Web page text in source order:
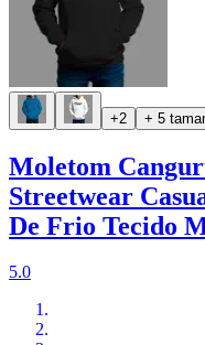
+2 + 5
Moletom
Streetwear
De Frio Tecido
5.0